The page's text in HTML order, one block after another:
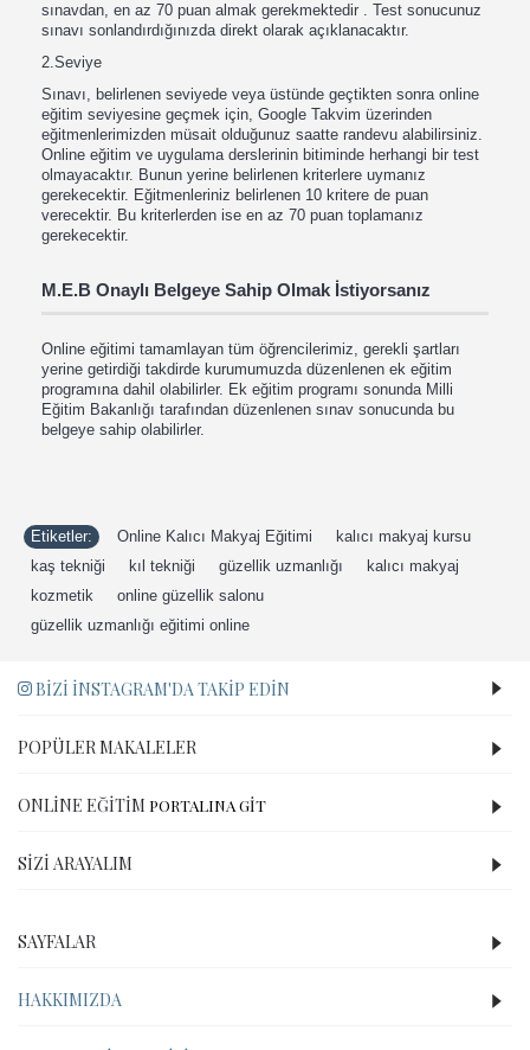
sınavdan, en az 70 puan almak gerekmektedir . Test sonucunuz
sınavı sonlandırdığınızda direkt olarak açıklanacaktır.
2.Seviye
Sınavı, belirlenen seviyede veya üstünde geçtikten sonra online
eğitim seviyesine geçmek için, Google Takvim üzerinden
eğitmenlerimizden müsait olduğunuz saatte randevu alabilirsiniz.
Online eğitim ve uygulama derslerinin bitiminde herhangi bir test
olmayacaktır. Bunun yerine belirlenen kriterlere uymanız
gerekecektir. Eğitmenleriniz belirlenen 10 kritere de puan
verecektir. Bu kriterlerden ise en az 70 puan toplamanız
gerekecektir.
M.E.B Onaylı Belgeye Sahip Olmak İstiyorsanız
Online eğitimi tamamlayan tüm öğrencilerimiz, gerekli şartları
yerine getirdiği takdirde kurumumuzda düzenlenen ek eğitim
programına dahil olabilirler. Ek eğitim programı sonunda Milli
Eğitim Bakanlığı tarafından düzenlenen sınav sonucunda bu
belgeye sahip olabilirler.
Etiketler: Online Kalıcı Makyaj Eğitimi kalıcı makyaj kursu
kaş tekniği
kıl tekniği güzellik uzmanlığı kalıcı makyaj
kozmetik
online güzellik salonu
güzellik uzmanlığı eğitimi online
BIZI İNSTAGRAM'DA TAKIP EDIN
POPÜLER MAKALELER
ONLINE EĞITIM PORTALINA GİT
SIZI ARAYALIM
SAYFALAR
HAKKIMIZDA